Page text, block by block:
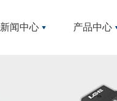
新闻中心
公司公告
产品中心